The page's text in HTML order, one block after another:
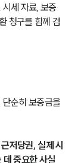
세 자료, 보증
청구를 함께 검
순히 보증금을
저당권, 실제 시
데 중요한 사실